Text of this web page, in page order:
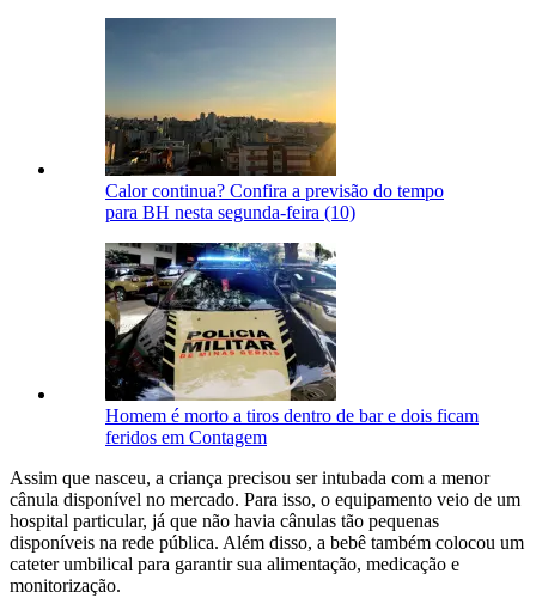
Calor continua? Confira a previsão do tempo
para BH nesta segunda-feira (10)
Homem é morto a tiros dentro de bar e dois ficam
feridos em Contagem
Assim que nasceu, a criança precisou ser intubada com a menor
cânula disponível no mercado. Para isso, o equipamento veio de um
hospital particular, já que não havia cânulas tão pequenas
disponíveis na rede pública. Além disso, a bebê também colocou um
cateter umbilical para garantir sua alimentação, medicação e
monitorização.